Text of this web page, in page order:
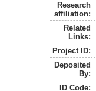
Research
affiliation:
Related
Links:
Project ID:
Deposited
By:
ID Code: